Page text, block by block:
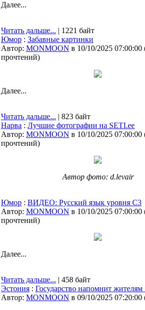
Далее...
Читать дальше... | 1221 байт
Юмор : Забавные картинки
Автор: MONMOON в 10/10/2025 07:00:00
прочтений)
Далее...
Читать дальше... | 823 байт
Нарва : Лучшие фотографии на SETI.ee
Автор: MONMOON в 10/10/2025 07:00:00
прочтений)
Автор фото: d.levair
Юмор : ВИДЕО: Русский язык уровня С3
Автор: MONMOON в 10/10/2025 07:00:00
прочтений)
Далее...
Читать дальше... | 458 байт
Эстония : Государство напомнит
Автор: MONMOON в 09/10/2025 07:20:00